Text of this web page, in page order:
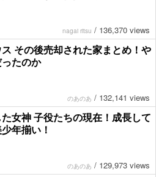
nagai ritsu / 136,370 views
ス その後売却された家まとめ！や
たのか
のあのあ / 132,141 views
女神 子役たちの現在！成長して
年揃い！
のあのあ / 129,973 views